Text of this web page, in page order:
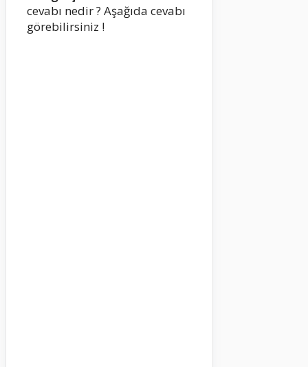
cevabı nedir ? Aşağıda cevabı
görebilirsiniz !